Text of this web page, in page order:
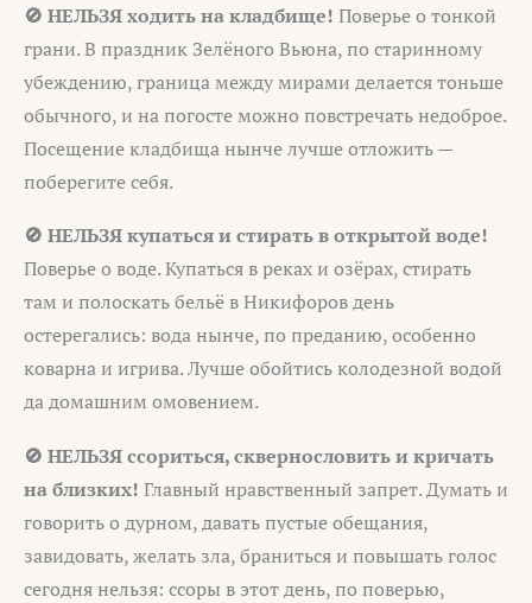
🚫 НЕЛЬЗЯ ходить на кладбище! Поверье о тонкой
грани. В праздник Зелёного Вьюна, по старинному
убеждению, граница между мирами делается тоньше
обычного, и на погосте можно повстречать недоброе.
Посещение кладбища нынче лучше отложить —
поберегите себя.
🚫 НЕЛЬЗЯ купаться и стирать в открытой воде!
Поверье о воде. Купаться в реках и озёрах, стирать
там и полоскать бельё в Никифоров день
остерегались: вода нынче, по преданию, особенно
коварна и игрива. Лучше обойтись колодезной водой
да домашним омовением.
🚫 НЕЛЬЗЯ ссориться, сквернословить и кричать
на близких! Главный нравственный запрет. Думать и
говорить о дурном, давать пустые обещания,
завидовать, желать зла, браниться и повышать голос
сегодня нельзя: ссоры в этот день, по поверью,